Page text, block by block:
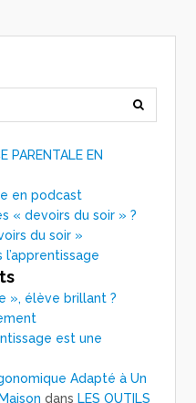
PARENTALE EN
en podcast
« devoirs du soir » ?
du soir »
l’apprentissage
», élève brillant ?
est une
Adapté à Un
dans LES OUTILS